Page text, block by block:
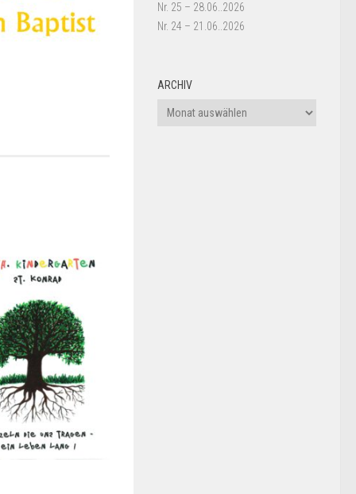
Nr. 25 – 28.06..2026
Nr. 24 – 21.06..2026
ARCHIV
Archiv